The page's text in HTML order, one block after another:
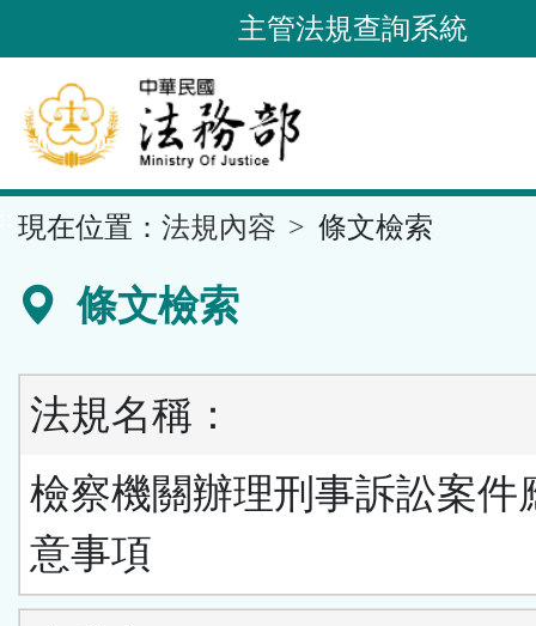
到
要
內
容
區
主管法規查詢系統
現在位置： 法規內容 條文檢索
條文檢索
法規名稱：
檢察機關辦理刑事訴訟案件
意事項